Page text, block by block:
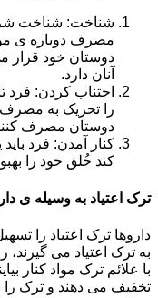
شناخت: شناخت
مصرف دوباره ی
دوستان خود قرار
آنان دارد.
اجتناب کردن: فرد
را تحریک به مصرف
دوستان مصرف
کنار آمدن: فرد
کند خُلق خود را
ترک اعتیاد به وسیله ی
داروها ترک اعتیاد را
به ترک اعتیاد می
با علائم ترک مواد کنار
تخفیف می دهند و ترک را